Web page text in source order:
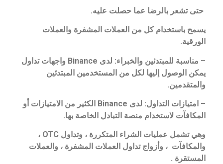
حتى تشعر بالرضا عما حصلت عليه.
يسمح باستخدام كل من العملات المشفرة والعملات
الورقية.
– مناسبة للمبتدئين والخبراء: لدى Binance واجهات تداول
يمكن الوصول إليها لكل من المستخدمين المبتدئين
والمتقدمين.
– امتيازات التداول: لدى Binance الكثير من الامتيازات أو
المكافآت لاستخدام منصة التبادل الخاصة بها.
وهي تشمل عمليات الشراء المتكررة ، وتداول OTC ،
والمكافآت ، وأزواج تداول العملات المشفرة ، والعملات
المستقرة .